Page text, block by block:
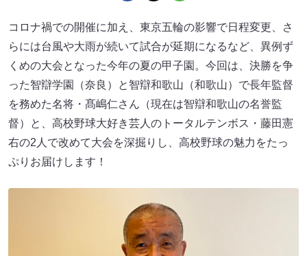
コロナ禍での開催に加え、東京五輪の影響で日程変更、さ
らには台風や大雨が続いて試合が延期になるなど、異例ず
くめの大会となった今年の夏の甲子園。今回は、決勝を争
った智辯学園（奈良）と智辯和歌山（和歌山）で長年監督
を務めた名将・髙嶋仁さん（現在は智辯和歌山の名誉監
督）と、高校野球大好き芸人のトータルテンボス・藤田憲
右の2人で改めて大会を深掘りし、高校野球の魅力をたっ
ぷりお届けします！